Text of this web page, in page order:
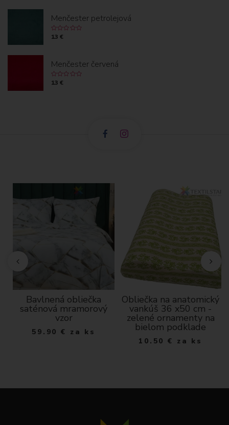
Menčester petrolejová
13 €
Menčester červená
13 €
Bavlnená obliečka
saténová mramorový
vzor
59.90 € za ks
Obliečka na anatomický
vankúš 36 x50 cm -
zelené ornamenty na
bielom podklade
10.50 € za ks